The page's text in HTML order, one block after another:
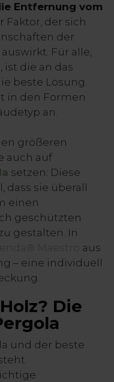
Entfernung vom
Faktor, der sich
der
Für alle,
ist die an das
beste Lösung.
in den Formen
an.
größeren
auch auf
setzen: Diese
sie überall
einen
geschützten
gestalten. In
Maestro
aus
– eine individuell
Die
und der beste